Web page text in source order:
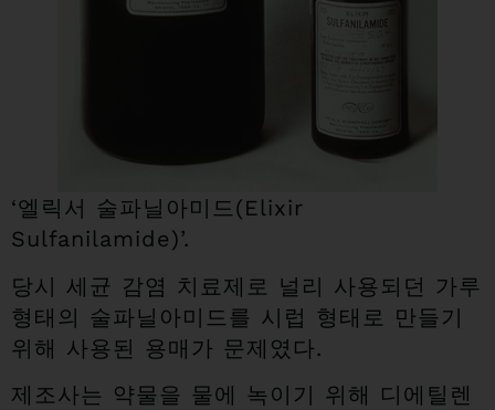
‘엘릭서 술파닐아미드(Elixir
Sulfanilamide)’.
당시 세균 감염 치료제로 널리 사용되던 가루
형태의 술파닐아미드를 시럽 형태로 만들기
위해 사용된 용매가 문제였다.
제조사는 약물을 물에 녹이기 위해 디에틸렌